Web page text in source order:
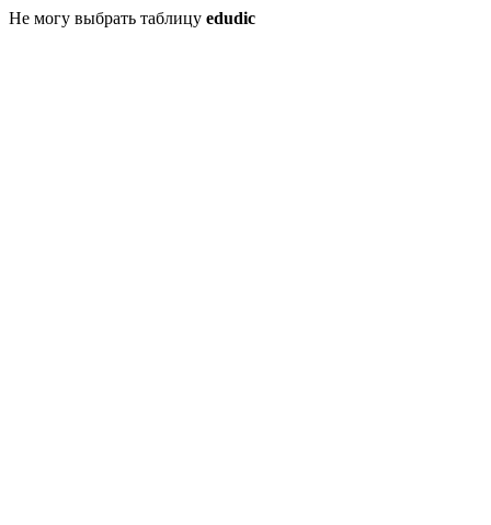
Не могу выбрать таблицу edudic